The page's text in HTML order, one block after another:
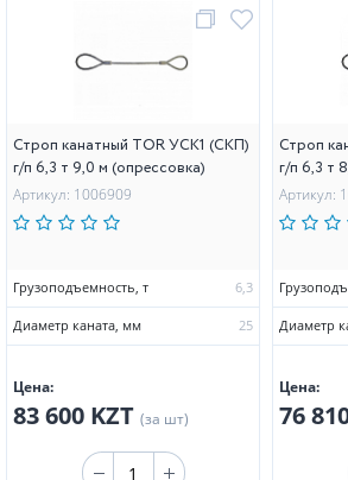
Строп канатный TOR УСК1 (СКП)
г/п 6,3 т 9,0 м (опрессовка)
Артикул: 1006909
Грузоподъемность, т 6,3
Диаметр каната, мм 25
Цена:
83 600 KZT (за шт)
Строп
г/п 6,3 т
Артикул:
Диаметр
Цена:
76